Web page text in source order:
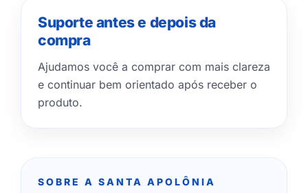
Suporte antes e depois da
compra
Ajudamos você a comprar com mais clareza
e continuar bem orientado após receber o
produto.
SOBRE A SANTA APOLÔNIA